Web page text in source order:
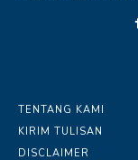
TENTANG KAMI
KIRIM TULISAN
DISCLAIMER